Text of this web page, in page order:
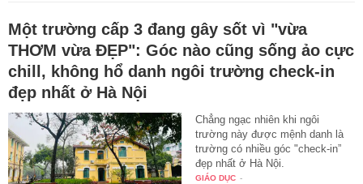
Một trường cấp 3 đang gây sốt vì "vừa
THƠM vừa ĐẸP": Góc nào cũng sống ảo cực
chill, không hổ danh ngôi trường check-in
đẹp nhất ở Hà Nội
Chẳng ngạc nhiên khi ngôi
trường này được mệnh danh là
trường có nhiều góc "check-in”
đẹp nhất ở Hà Nội.
GIÁO DỤC -